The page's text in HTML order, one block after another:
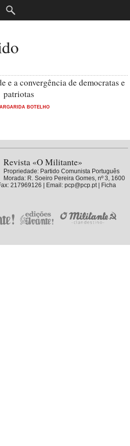
e a convergência de democratas e
patriotas
BOTELHO
Revista «O Militante»
Propriedade: Partido Comunista Português
Morada: R. Soeiro Pereira Gomes, nº 3, 1600
217969126 | Email: pcp@pcp.pt |
Ficha